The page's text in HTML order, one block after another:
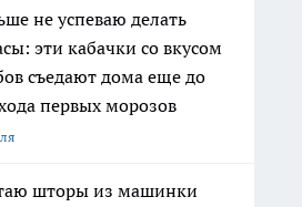
не успеваю делать
эти кабачки со вкусом
съедают дома еще до
первых морозов
шторы из машинки